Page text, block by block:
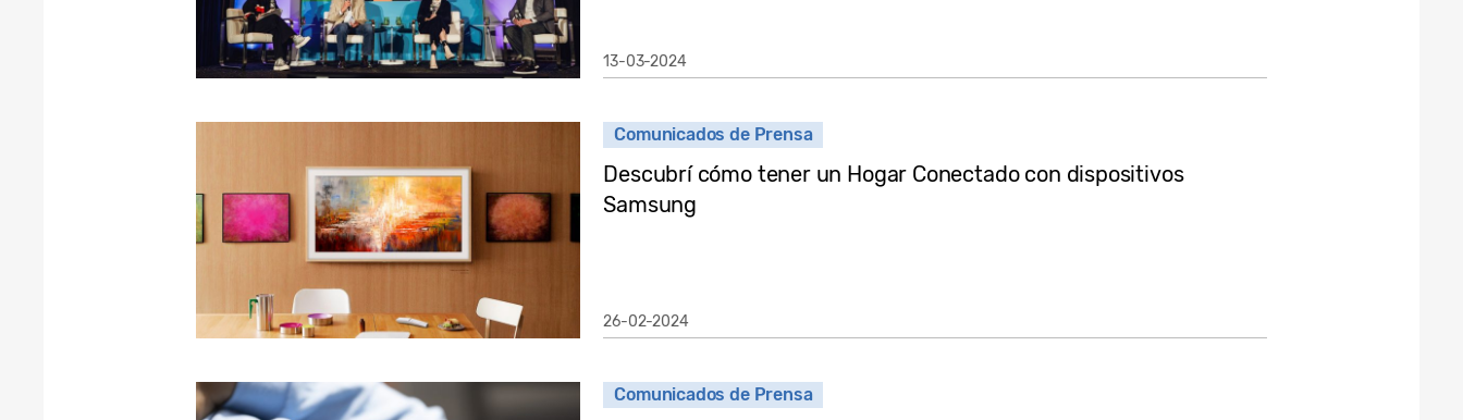
13-03-2024
Comunicados de Prensa
Descubrí cómo tener un Hogar Conectado con dispositivos
Samsung
26-02-2024
Comunicados de Prensa